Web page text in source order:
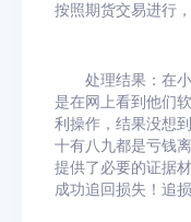
按照期货交易进行
处理结果：在小
是在网上看到他们
利操作，结果没想
十有八九都是亏钱
提供了必要的证据
成功追回损失！追